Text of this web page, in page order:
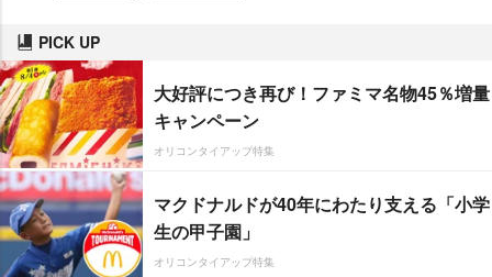
PICK UP
大好評につき再び！ファミマ名物45％増量
キャンペーン
オリコンタイアップ特集
マクドナルドが40年にわたり支える「小学
生の甲子園」
オリコンタイアップ特集